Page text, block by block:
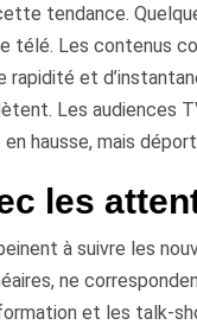
tendance.
télé. Les contenus
rapidité et
Les audiences
hausse, mais
les
à suivre les
ne
et les talk-